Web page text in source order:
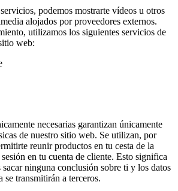
podemos mostrarte vídeos u otros
alojados por proveedores externos.
utilizamos los siguientes servicios de
web:
necesarias garantizan únicamente
de nuestro sitio web. Se utilizan, por
reunir productos en tu cesta de la
en tu cuenta de cliente. Esto significa
sacar ninguna conclusión sobre ti y los datos
se transmitirán a terceros.